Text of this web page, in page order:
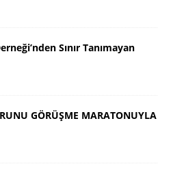
Sınır Tanımayan
GÖRÜŞME MARATONUYLA